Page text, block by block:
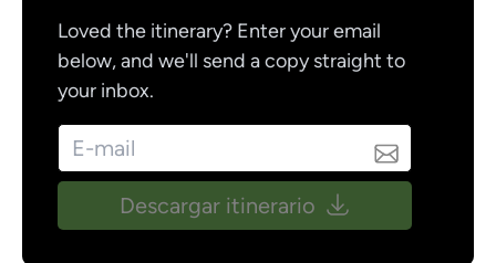
Loved the itinerary? Enter your email
below, and we'll send a copy straight to
your inbox.
Descargar itinerario